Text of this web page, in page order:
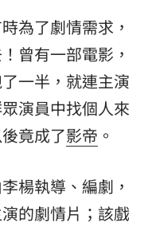
為了劇情需求，
曾有一部電影，
一半，就連主演
演員中找個人來
竟成了影帝 。
楊執導、編劇，
的劇情片；該戲